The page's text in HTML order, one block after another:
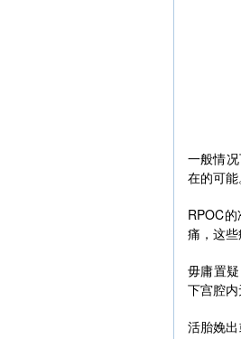
一般情
在的可能
RPOC
痛，这些
毋庸置
下宫腔
活胎娩